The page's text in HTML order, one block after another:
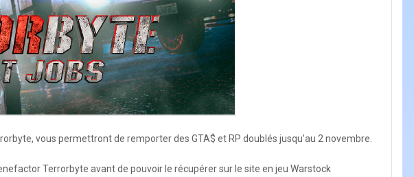
vous permettront de remporter des GTA$ et RP doublés jusqu’au 2 novembre.
Terrorbyte avant de pouvoir le récupérer sur le site en jeu Warstock